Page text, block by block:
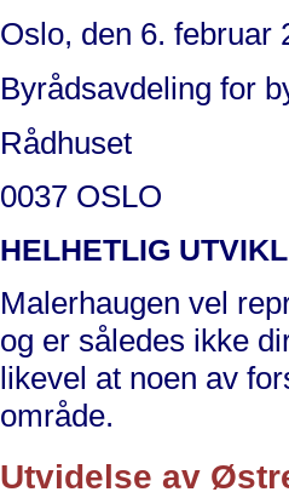
Oslo, den 6. februar
Byrådsavdeling for
Rådhuset
0037 OSLO
HELHETLIG
Malerhaugen vel
og er således ikke
likevel at noen av
område.
Utvidelse av